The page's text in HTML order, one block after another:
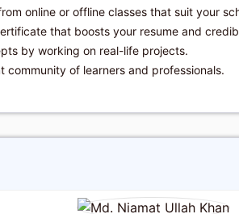
online or offline classes that suit your
that boosts your resume and
by working on real-life projects.
community of learners and professionals.